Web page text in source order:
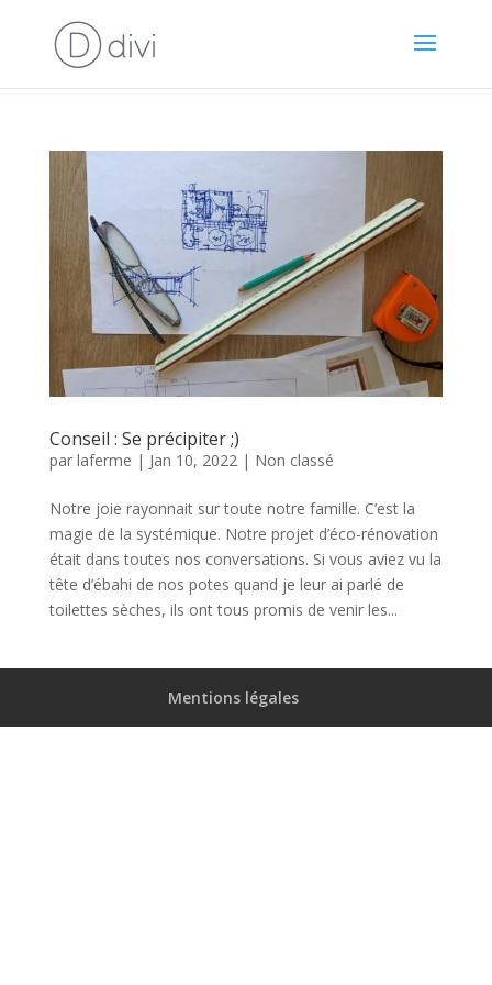
Conseil : Se précipiter ;)
par laferme | Jan 10, 2022| Non classé
Notre joie rayonnait sur toute notre famille. C’est la
magie de la systémique. Notre projet d’éco-rénovation
était dans toutes nos conversations. Si vous aviez vu la
tête d’ébahi de nos potes quand je leur ai parlé de
toilettes sèches, ils ont tous promis de venir les...
Mentions légales